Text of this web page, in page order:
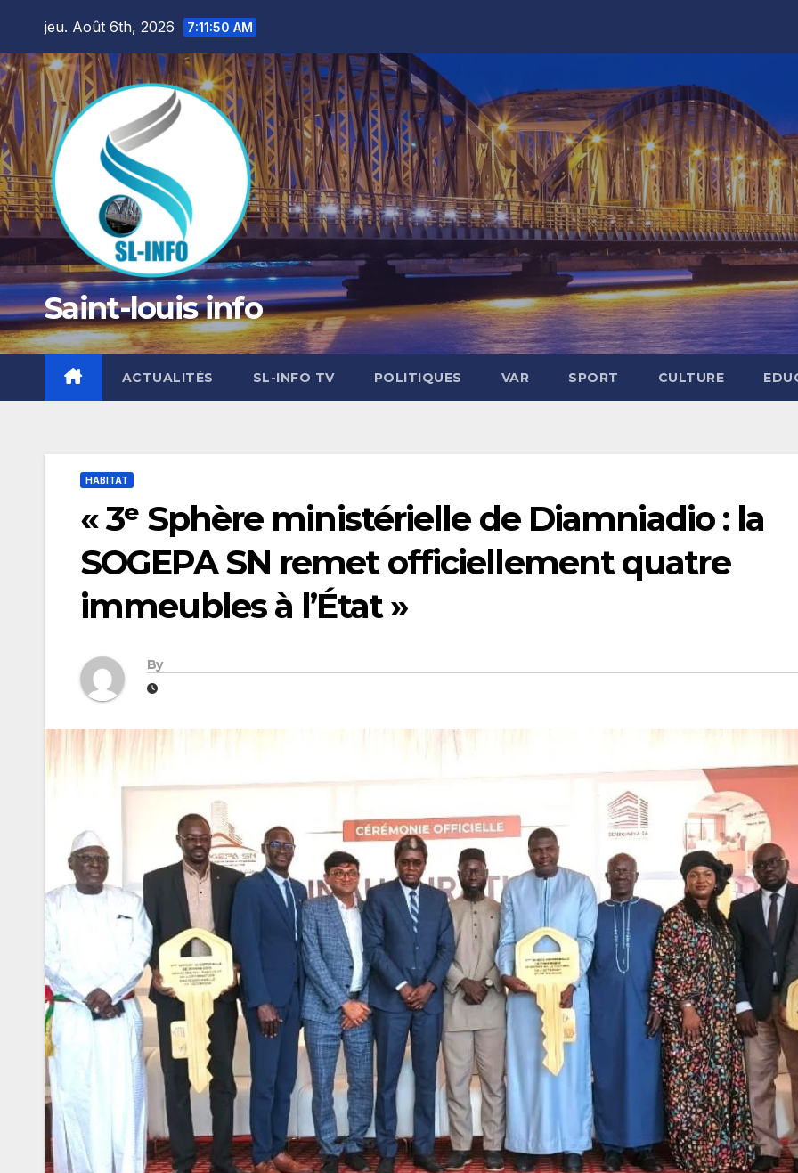
content
jeu. Août 6th, 2026 7:11:52 AM
Saint-louis info
ACTUALITÉS SL-INFO TV POLITIQUES VAR SPORT CULTURE
HABITAT
« 3ᵉ Sphère ministérielle de Diamniadio : la
SOGEPA SN remet officiellement quatre
immeubles à l’État »
By